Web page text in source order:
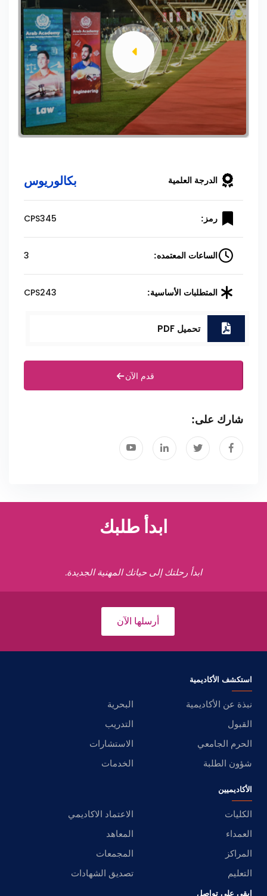
الدرجة العلمية بكالوريوس
رمز: CPS345
الساعات المعتمده: 3
المتطلبات الأساسية: CPS243
تحميل PDF
قدم الآن
شارك على:
ابدأ طلبك
ابدأ رحلتك إلى حياتك المهنية الجديدة.
أرسلها الآن
استكشف الأكاديمية
نبذة عن الأكاديمية
البحرية
القبول
التدريب
الحرم الجامعي
الاستشارات
شؤون الطلبة
الخدمات
الأكاديميين
الكليات
الاعتماد الاكاديمي
العمداء
المعاهد
المراكز
المجمعات
التعليم
تصديق الشهادات
ابقى على تواصل